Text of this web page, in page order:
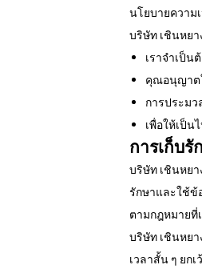
นโยบายความ
บริษัท เชินหย
เราจำเป็
คุณอนุญาต
การประม
เพื่อให้เป็น
การเก็บ
บริษัท เชินหย
รักษาและใช้ข้
ตามกฎหมายที่
บริษัท เชินหยา
เวลาสั้น ๆ ยก